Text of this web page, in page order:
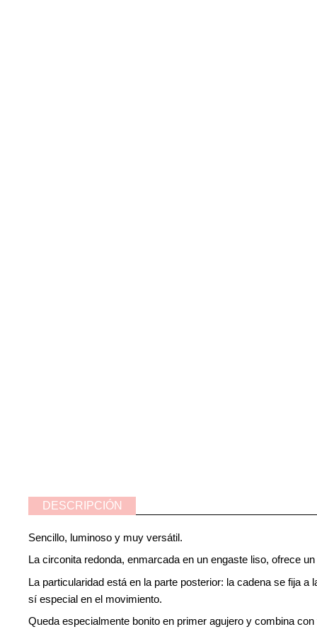
DESCRIPCIÓN
Sencillo, luminoso y muy versátil.
La circonita redonda, enmarcada en un engaste liso, ofrece
La particularidad está en la parte posterior: la cadena se fija
sí especial en el movimiento.
Queda especialmente bonito en primer agujero y combina